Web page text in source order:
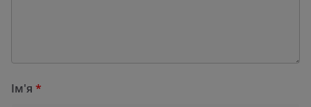
Ім'я *